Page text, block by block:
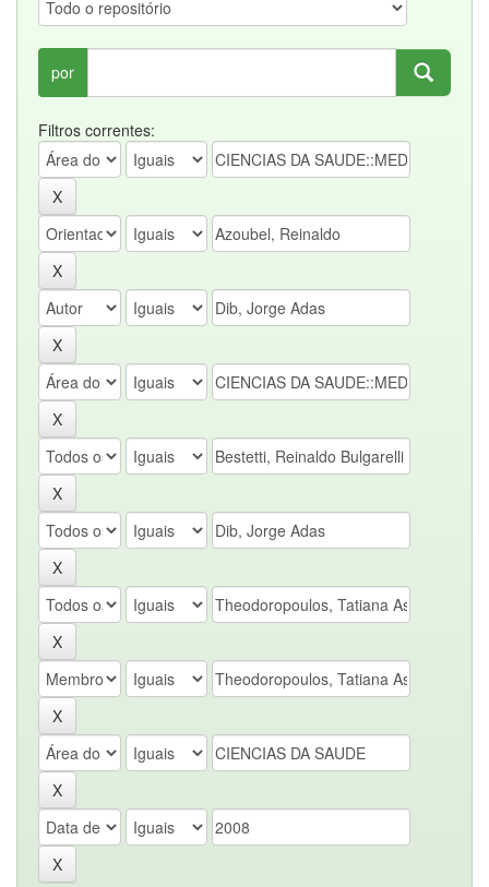
por
Filtros correntes: